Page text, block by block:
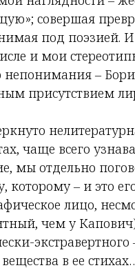
совершая
под поэзией.
и мои
непонимания –
присутствием
чаще всего
мы отдельно
– и это
лицо,
чем у
вещества в ее